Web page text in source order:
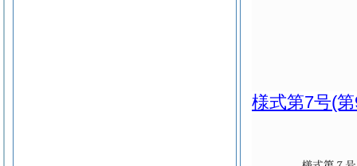
様式第7号(